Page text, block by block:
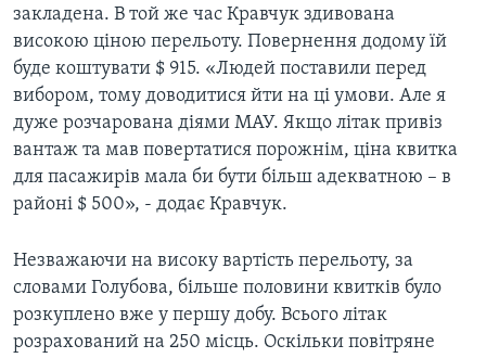
закладена. В той же час Кравчук здивована
високою ціною перельоту. Повернення додому їй
буде коштувати $ 915. «Людей поставили перед
вибором, тому доводитися йти на ці умови. Але я
дуже розчарована діями МАУ. Якщо літак привіз
вантаж та мав повертатися порожнім, ціна квитка
для пасажирів мала би бути більш адекватною – в
районі $ 500», - додає Кравчук.
Незважаючи на високу вартість перельоту, за
словами Голубова, більше половини квитків було
розкуплено вже у першу добу. Всього літак
розрахований на 250 місць. Оскільки повітряне